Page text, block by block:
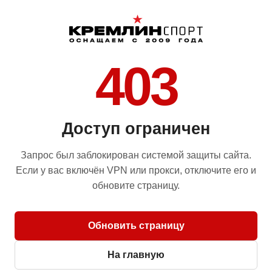
403
Доступ ограничен
Запрос был заблокирован системой защиты сайта.
Если у вас включён VPN или прокси, отключите его и
обновите страницу.
Обновить страницу
На главную